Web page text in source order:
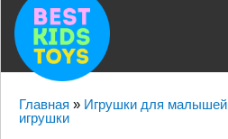
Главная » Игрушки для малышей
игрушки